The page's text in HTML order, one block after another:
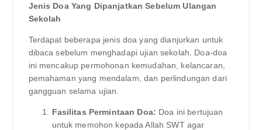
Jenis Doa Yang Dipanjatkan Sebelum Ulangan
Sekolah
Terdapat beberapa jenis doa yang dianjurkan untuk
dibaca sebelum menghadapi ujian sekolah. Doa-doa
ini mencakup permohonan kemudahan, kelancaran,
pemahaman yang mendalam, dan perlindungan dari
gangguan selama ujian.
Fasilitas Permintaan Doa: Doa ini bertujuan
untuk memohon kepada Allah SWT agar